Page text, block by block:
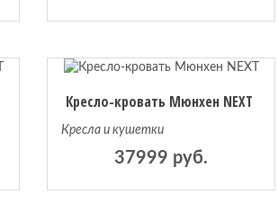
Кресло-кровать Мюнхен NEXT
Кресла и кушетки
37999 руб.